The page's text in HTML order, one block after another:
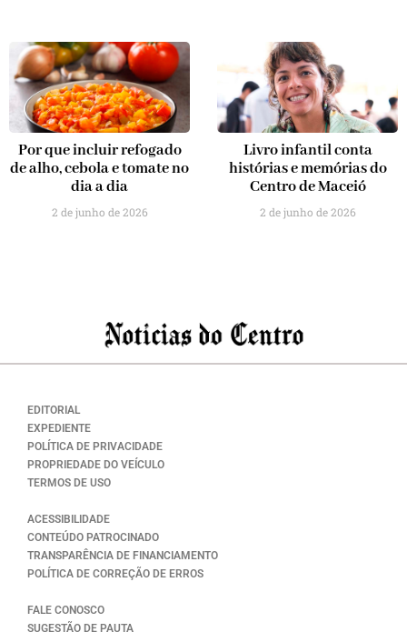
Por que incluir refogado
de alho, cebola e tomate no
dia a dia
2 de junho de 2026
Livro infantil conta
histórias e memórias do
Centro de Maceió
2 de junho de 2026
EDITORIAL
EXPEDIENTE
POLÍTICA DE PRIVACIDADE
PROPRIEDADE DO VEÍCULO
TERMOS DE USO
ACESSIBILIDADE
CONTEÚDO PATROCINADO
TRANSPARÊNCIA DE FINANCIAMENTO
POLÍTICA DE CORREÇÃO DE ERROS
FALE CONOSCO
SUGESTÃO DE PAUTA